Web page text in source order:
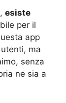
esiste
per il
app
ma
senza
ne sia a